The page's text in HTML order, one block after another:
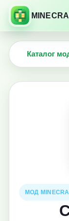
Каталог
МОД